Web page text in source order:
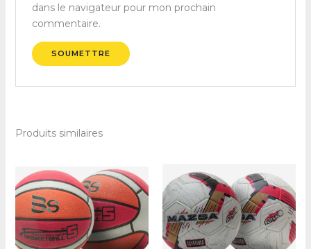
dans le navigateur pour mon prochain
commentaire.
Produits similaires